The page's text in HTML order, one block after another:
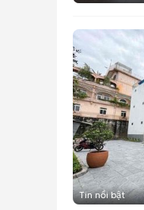
Tin nổi bật